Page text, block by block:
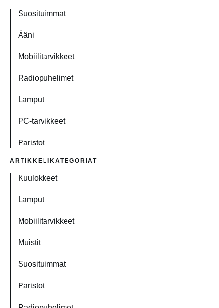
Suosituimmat
Ääni
Mobiilitarvikkeet
Radiopuhelimet
Lamput
PC-tarvikkeet
Paristot
ARTIKKELIKATEGORIAT
Kuulokkeet
Lamput
Mobiilitarvikkeet
Muistit
Suosituimmat
Paristot